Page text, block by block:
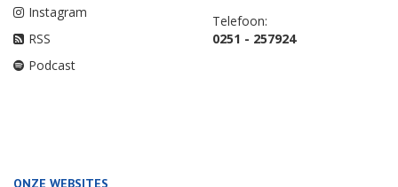
Instagram
RSS
Podcast
Telefoon:
0251 - 257924
ONZE WEBSITES